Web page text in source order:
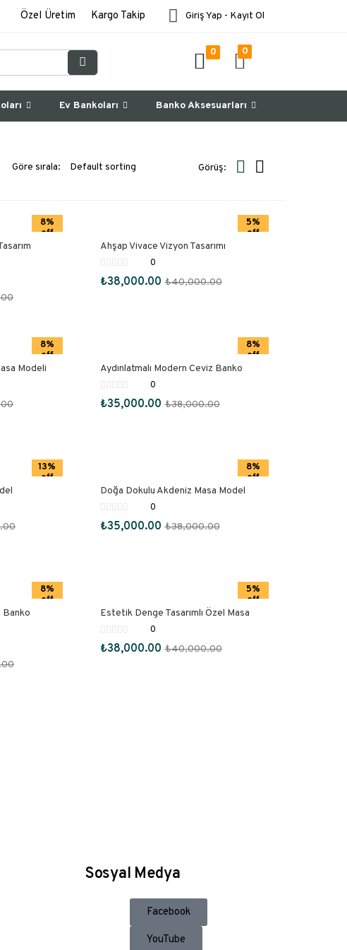
Özel Üretim Kargo Takip Giriş Yap - Kayıt Ol
0 0
Ev Bankoları Banko Aksesuarları
Göre sırala: Görüş:
8%
off
5%
off
Ahşap Vivace Vizyon Tasarımı
0
₺38,000.00 ₺40,000.00
8%
off
Modeli
8%
off
Aydınlatmalı Modern Ceviz Banko
0
₺35,000.00 ₺38,000.00
13%
off
8%
off
Doğa Dokulu Akdeniz Masa Model
0
₺35,000.00 ₺38,000.00
8%
off
Banko
5%
off
Estetik Denge Tasarımlı Özel Masa
0
₺38,000.00 ₺40,000.00
Sosyal Medya
Facebook
YouTube